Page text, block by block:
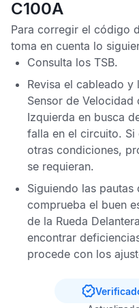
C100A
Para corregir el código
toma en cuenta lo
Consulta los TSB.
Revisa el cableado
Sensor de Velocidad
Izquierda en busca
falla en el circuito. Si
otras condiciones,
se requieran.
Siguiendo las
comprueba el buen
de la Rueda
encontrar
procede con los